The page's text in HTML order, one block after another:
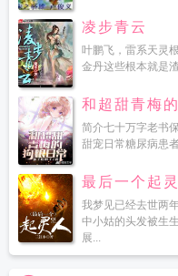
凌步青云
叶鹏飞，雷系天灵
金丹这些根本就是
和超甜青梅
简介七十万字老书
甜宠日常糖尿病患
最后一个起灵
我梦见已经去世两
中小姑的头发被生
展...